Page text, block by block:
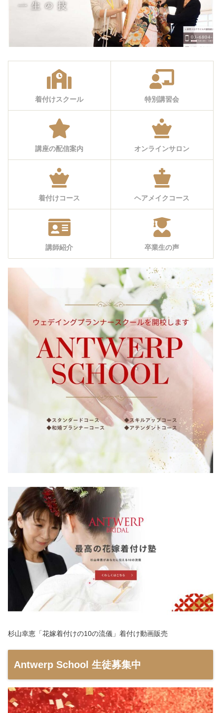
着付けスクール 特別講習会
講座の配信案内 オンラインサロン
着付けコース ヘアメイクコース
講師紹介 卒業生の声
杉山幸恵「花嫁着付けの10の流儀」着付け動画販売
Antwerp School 生徒募集中
動
画